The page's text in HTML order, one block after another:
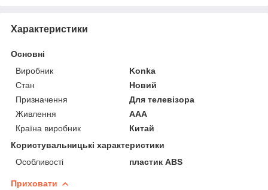
Характеристики
Основні
Виробник
Konka
Стан
Новий
Призначення
Для телевізора
Живлення
AAA
Країна виробник
Китай
Користувальницькі характеристики
Особливості
пластик ABS
Приховати